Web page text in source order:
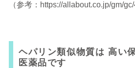
（参考：https://allabout.co.jp/gm/
ヘパリン類似物質は 高い
医薬品です